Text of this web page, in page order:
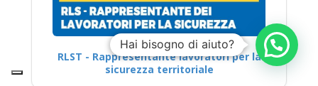
RLST - Rappresentante lavoratori per la
sicurezza territoriale
Hai bisogno di aiuto?